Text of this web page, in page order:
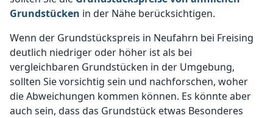
Grundstücken in der Nähe berücksichtigen.
Wenn der Grundstückspreis in Neufahrn bei Freising
deutlich niedriger oder höher ist als bei
vergleichbaren Grundstücken in der Umgebung,
sollten Sie vorsichtig sein und nachforschen, woher
die Abweichungen kommen können. Es könnte aber
auch sein, dass das Grundstück etwas Besonderes